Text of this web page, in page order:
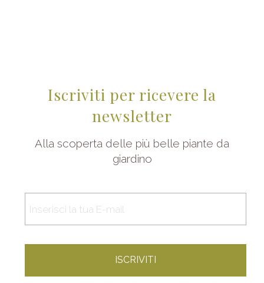
Iscriviti per ricevere la
newsletter
Alla scoperta delle più belle piante da
giardino